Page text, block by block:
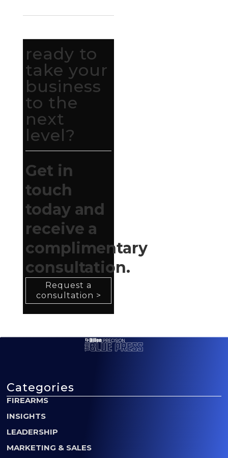
ready to
take your
business
to the
next
level?
Get in
touch
today and
receive a
complimentary
consultation.
Request a
consultation >
Categories
FIREARMS
INSIGHTS
LEADERSHIP
MARKETING & SALES